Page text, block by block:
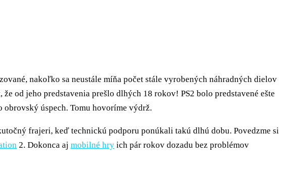
nakoľko sa neustále míňa počet stále vyrobených náhradných dielov
od jeho predstavenia prešlo dlhých 18 rokov! PS2 bolo predstavené ešte
obrovský úspech. Tomu hovoríme výdrž.
frajeri, keď technickú podporu ponúkali takú dlhú dobu. Povedzme si
2. Dokonca aj mobilné hry ich pár rokov dozadu bez problémov